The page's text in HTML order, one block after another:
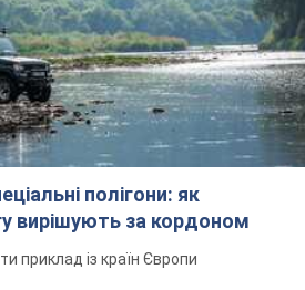
полігони: як
вирішують за кордоном
приклад із країн Європи